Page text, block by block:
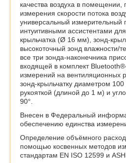
качества воздуха в
измерения скорости потока
универсальный измерительный
интуитивными ассистентами
крыльчатка (Ø 16 мм), зонд-
высокоточный зонд влажности/
все три зонда-наконечника
входящей в комплект
измерений на вентиляционных
зонд-крыльчатку диаметром
рукояткой (длиной до 1 м) и
90°.
Внесен в Федеральный
обеспечению единства
Определение объёмного
помощью косвенных методов
стандартам EN ISO 12599 и